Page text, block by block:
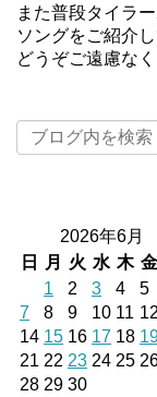
また普段タイラ
ソングをご紹介し
どうぞご遠慮な
2026年6月
日
月 火 水 木 金
1
2 3 4 5
7
8 9 10 11 12
14 15 16 17 18
21 22 23 24 25
28 29 30